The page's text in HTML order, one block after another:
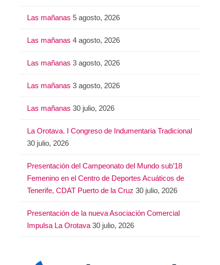
Las mañanas 5 agosto, 2026
Las mañanas 4 agosto, 2026
Las mañanas 3 agosto, 2026
Las mañanas 3 agosto, 2026
Las mañanas 30 julio, 2026
La Orotava. I Congreso de Indumentaria Tradicional
30 julio, 2026
Presentación del Campeonato del Mundo sub’18
Femenino en el Centro de Deportes Acuáticos de
Tenerife, CDAT Puerto de la Cruz 30 julio, 2026
Presentación de la nueva Asociación Comercial
Impulsa La Orotava 30 julio, 2026